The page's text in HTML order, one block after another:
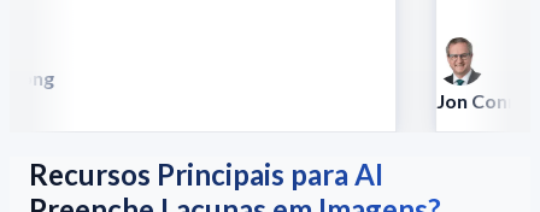
Jon Conradt
Recursos Principais para AI